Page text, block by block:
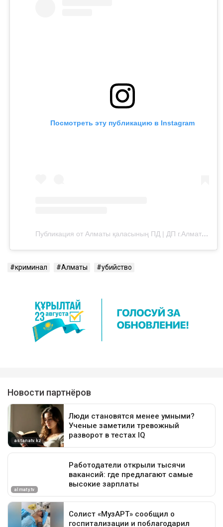
Посмотреть эту публикацию в Instagram
Публикация от Алматы қаласының ПД | ДП г.Алматы (@almaty.police)
криминал Алматы убийство